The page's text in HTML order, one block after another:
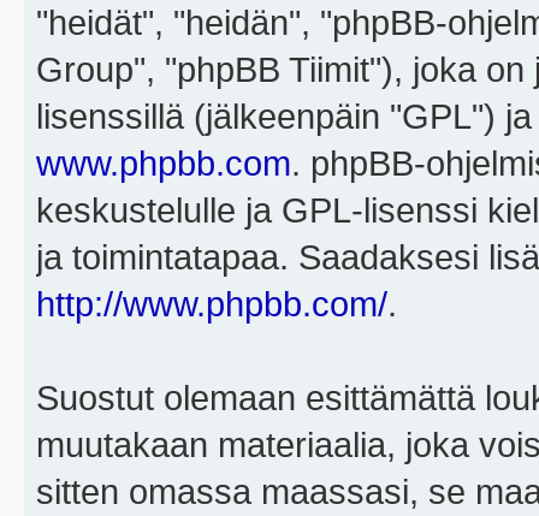
"heidät", "heidän", "phpBB-
Group", "phpBB Tiimit"), joka on
lisenssillä (jälkeenpäin "GPL")
www.phpbb.com. phpBB-
keskustelulle ja GPL-lisenssi
ja toimintatapaa. Saadaksesi
http://www.phpbb.com/.
Suostut olemaan esittämättä
muutakaan materiaalia, joka
sitten omassa maassasi, se